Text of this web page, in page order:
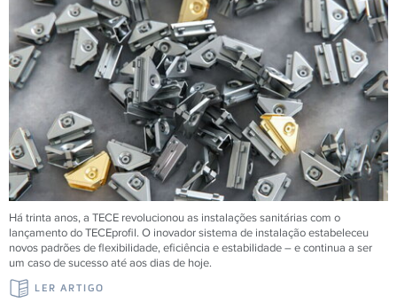
Há trinta anos, a TECE revolucionou as instalações sanitárias com o
lançamento doTECEprofil. O inovador sistema de instalação estabeleceu
novos padrões de flexibilidade, eficiência e estabilidade – e continua a ser
um caso de sucesso até aos dias de hoje.
LER ARTIGO